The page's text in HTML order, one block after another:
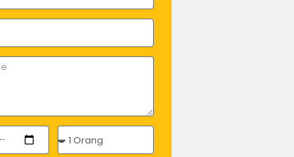
Participants